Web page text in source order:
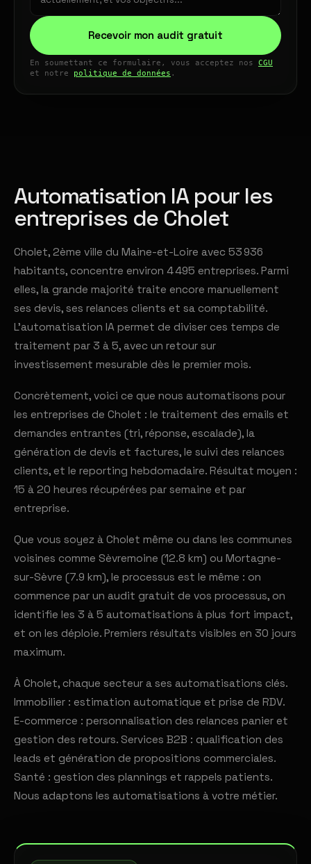
Recevoir mon audit gratuit
En soumettant ce formulaire, vous acceptez nos CGU
et notre politique de données .
Automatisation IA pour les
entreprises de Cholet
Cholet, 2ème ville du Maine-et-Loire avec 53 936
habitants, concentre environ 4 495 entreprises. Parmi
elles, la grande majorité traite encore manuellement
ses devis, ses relances clients et sa comptabilité.
L'automatisation IA permet de diviser ces temps de
traitement par 3 à 5, avec un retour sur
investissement mesurable dès le premier mois.
Concrètement, voici ce que nous automatisons pour
les entreprises de Cholet : le traitement des emails et
demandes entrantes (tri, réponse, escalade), la
génération de devis et factures, le suivi des relances
clients, et le reporting hebdomadaire. Résultat moyen :
15 à 20 heures récupérées par semaine et par
entreprise.
Que vous soyez à Cholet même ou dans les communes
voisines comme Sèvremoine (12.8 km) ou Mortagne-
sur-Sèvre (7.9 km), le processus est le même : on
commence par un audit gratuit de vos processus, on
identifie les 3 à 5 automatisations à plus fort impact,
et on les déploie. Premiers résultats visibles en 30 jours
maximum.
À Cholet, chaque secteur a ses automatisations clés.
Immobilier : estimation automatique et prise de RDV.
E-commerce : personnalisation des relances panier et
gestion des retours. Services B2B : qualification des
leads et génération de propositions commerciales.
Santé : gestion des plannings et rappels patients.
Nous adaptons les automatisations à votre métier.